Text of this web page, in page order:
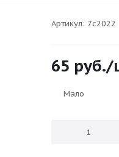
Артикул: 7с2022
65 руб./
Мало